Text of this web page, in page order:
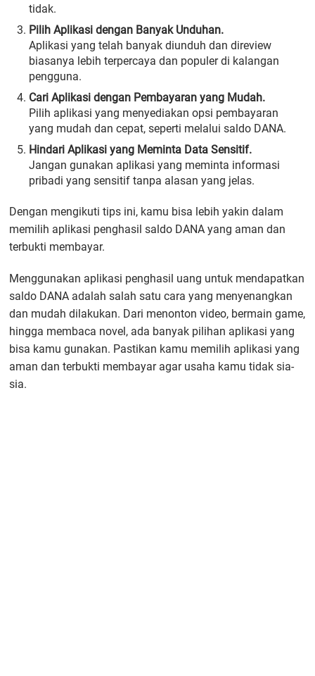
tidak.
Pilih Aplikasi dengan Banyak Unduhan.
Aplikasi yang telah banyak diunduh dan direview
biasanya lebih terpercaya dan populer di kalangan
pengguna.
Cari Aplikasi dengan Pembayaran yang Mudah.
Pilih aplikasi yang menyediakan opsi pembayaran
yang mudah dan cepat, seperti melalui saldo DANA.
Hindari Aplikasi yang Meminta Data Sensitif.
Jangan gunakan aplikasi yang meminta informasi
pribadi yang sensitif tanpa alasan yang jelas.
Dengan mengikuti tips ini, kamu bisa lebih yakin dalam
memilih aplikasi penghasil saldo DANA yang aman dan
terbukti membayar.
Menggunakan aplikasi penghasil uang untuk mendapatkan
saldo DANA adalah salah satu cara yang menyenangkan
dan mudah dilakukan. Dari menonton video, bermain game,
hingga membaca novel, ada banyak pilihan aplikasi yang
bisa kamu gunakan. Pastikan kamu memilih aplikasi yang
aman dan terbukti membayar agar usaha kamu tidak sia-
sia.